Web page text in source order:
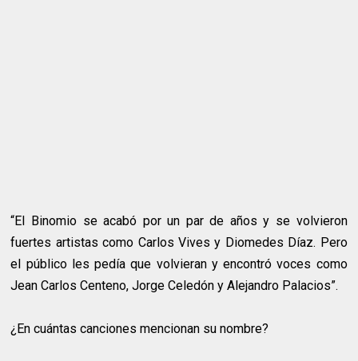
“El Binomio se acabó por un par de años y se volvieron
fuertes artistas como Carlos Vives y Diomedes Díaz. Pero
el público les pedía que volvieran y encontró voces como
Jean Carlos Centeno, Jorge Celedón y Alejandro Palacios”.
¿En cuántas canciones mencionan su nombre?